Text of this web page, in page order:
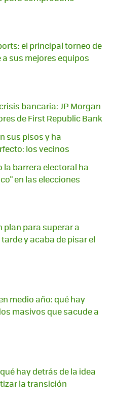
el principal torneo de
a sus mejores equipos
bancaria: JP Morgan
de First Republic Bank
sus pisos y ha
los vecinos
la barrera electoral ha
en las elecciones
plan para superar a
y acaba de pisar el
medio año: qué hay
masivos que sacude a
hay detrás de la idea
la transición